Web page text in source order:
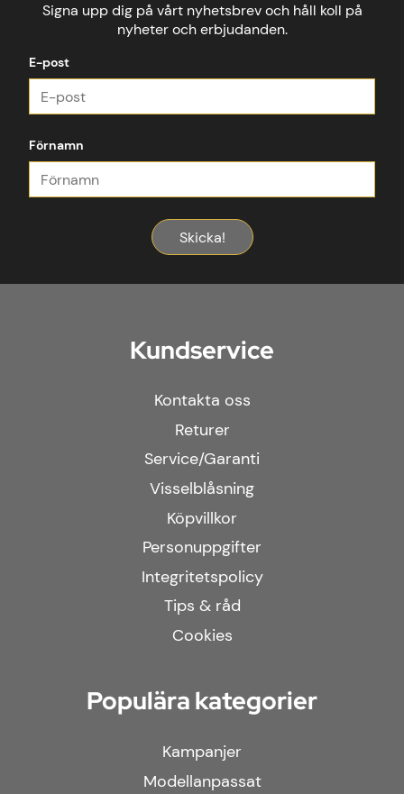
Signa upp dig på vårt nyhetsbrev och håll koll på
nyheter och erbjudanden.
E-post
Förnamn
Skicka!
Kundservice
Kontakta oss
Returer
Service/Garanti
Visselblåsning
Köpvillkor
Personuppgifter
Integritetspolicy
Tips & råd
Cookies
Populära kategorier
Kampanjer
Modellanpassat